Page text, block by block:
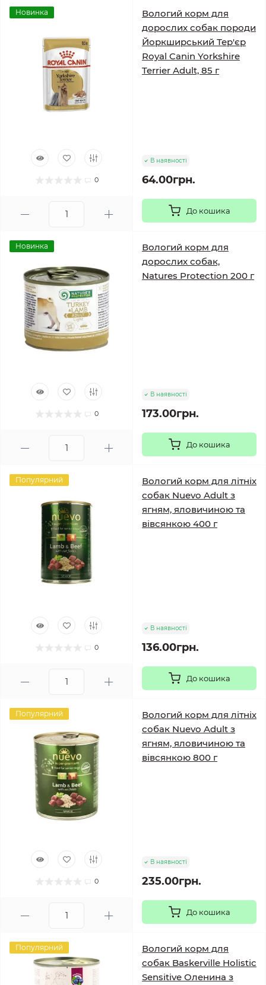
Новинка
0
Вологий корм для
дорослих собак породи
Йоркширський Тер'єр
Royal Canin Yorkshire
Terrier Adult, 85 г
В наявності
64.00грн.
До кошика
Новинка
0
Вологий корм для
дорослих собак,
Natures Protection 200 г
В наявності
173.00грн.
До кошика
Популярний
0
Вологий корм для літніх
собак Nuevo Adult з
ягням, яловичиною та
вівсянкою 400 г
В наявності
136.00грн.
До кошика
Популярний
0
Вологий корм для літніх
собак Nuevo Adult з
ягням, яловичиною та
вівсянкою 800 г
В наявності
235.00грн.
До кошика
Популярний
Вологий корм для
собак Baskerville Holistic
Sensitive Оленина з